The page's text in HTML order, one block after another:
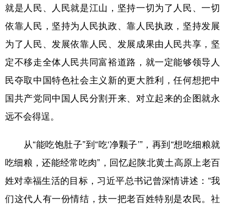
就是人民、人民就是江山，坚持一切为了人民、一切
依靠人民，坚持为人民执政、靠人民执政，坚持发展
为了人民、发展依靠人民、发展成果由人民共享，坚
定不移走全体人民共同富裕道路，就一定能够领导人
民夺取中国特色社会主义新的更大胜利，任何想把中
国共产党同中国人民分割开来、对立起来的企图就永
远不会得逞。
从“能吃饱肚子”到“吃‘净颗子’”，再到“想吃细粮就
吃细粮，还能经常吃肉”，回忆起陕北黄土高原上老百
姓对幸福生活的目标，习近平总书记曾深情讲述：“我
们这代人有一份情结，扶一把老百姓特别是农民。社